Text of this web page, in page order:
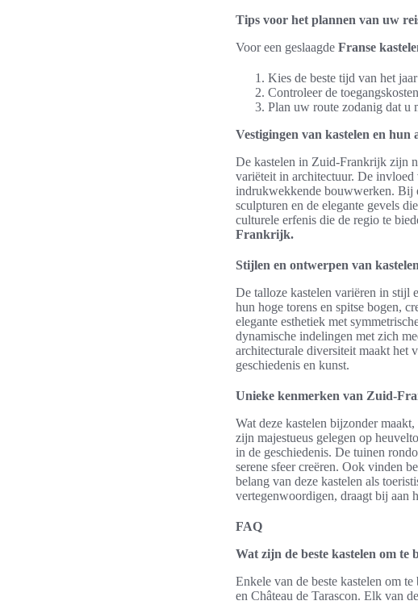
Tips voor het plannen van uw
Voor een geslaagde Franse
Kies de beste tijd van het
Controleer de
Plan uw route zodanig dat u
Vestigingen van kastelen en hun
De kastelen in Zuid-Frankrijk zijn
variëteit in architectuur. De invloed
indrukwekkende bouwwerken. Bij
sculpturen en de elegante gevels
culturele erfenis die de regio te
Frankrijk.
Stijlen en ontwerpen van kastelen
De talloze kastelen variëren in stijl
hun hoge torens en spitse bogen,
elegante esthetiek met
dynamische indelingen met zich
architecturale diversiteit maakt het
geschiedenis en kunst.
Unieke kenmerken van Zuid-
Wat deze kastelen bijzonder
zijn majestueus gelegen op
in de geschiedenis. De tuinen
serene sfeer creëren. Ook vinden
belang van deze kastelen als
vertegenwoordigen, draagt bij aan
FAQ
Wat zijn de beste kastelen om
Enkele van de beste kastelen om
en Château de Tarascon. Elk van